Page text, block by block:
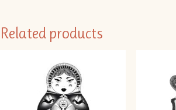
Related products